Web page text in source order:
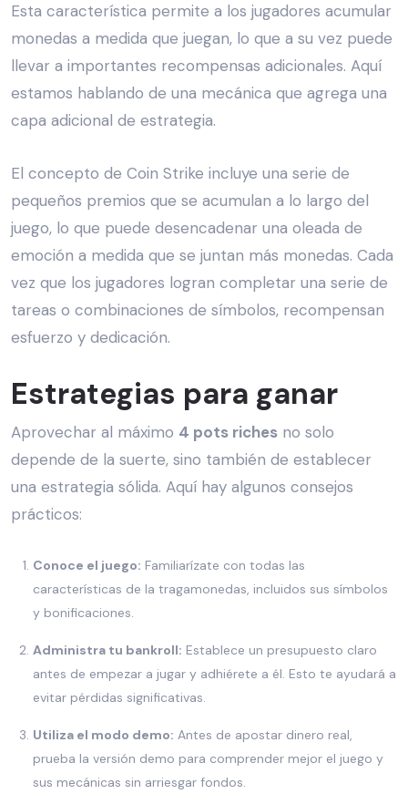
Esta característica permite a los jugadores acumular
monedas a medida que juegan, lo que a su vez puede
llevar a importantes recompensas adicionales. Aquí
estamos hablando de una mecánica que agrega una
capa adicional de estrategia.
El concepto de Coin Strike incluye una serie de
pequeños premios que se acumulan a lo largo del
juego, lo que puede desencadenar una oleada de
emoción a medida que se juntan más monedas. Cada
vez que los jugadores logran completar una serie de
tareas o combinaciones de símbolos, recompensan
esfuerzo y dedicación.
Estrategias para ganar
Aprovechar al máximo 4 pots riches no solo
depende de la suerte, sino también de establecer
una estrategia sólida. Aquí hay algunos consejos
prácticos:
Conoce el juego: Familiarízate con todas las
características de la tragamonedas, incluidos sus símbolos
y bonificaciones.
Administra tu bankroll: Establece un presupuesto claro
antes de empezar a jugar y adhiérete a él. Esto te ayudará a
evitar pérdidas significativas.
Utiliza el modo demo: Antes de apostar dinero real,
prueba la versión demo para comprender mejor el juego y
sus mecánicas sin arriesgar fondos.